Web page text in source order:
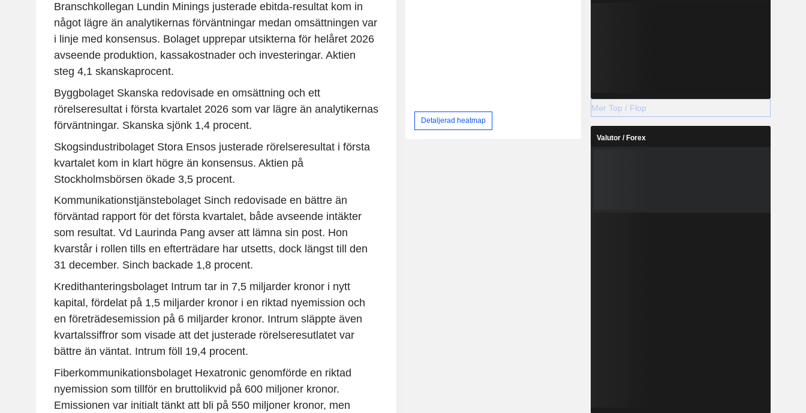
Branschkollegan Lundin Minings justerade ebitda-resultat kom in
något lägre än analytikernas förväntningar medan omsättningen var
i linje med konsensus. Bolaget upprepar utsikterna för helåret 2026
avseende produktion, kassakostnader och investeringar. Aktien
steg 4,1 skanskaprocent.
Byggbolaget Skanska redovisade en omsättning och ett
rörelseresultat i första kvartalet 2026 som var lägre än analytikernas
förväntningar. Skanska sjönk 1,4 procent.
Skogsindustribolaget Stora Ensos justerade rörelseresultat i första
kvartalet kom in klart högre än konsensus. Aktien på
Stockholmsbörsen ökade 3,5 procent.
Kommunikationstjänstebolaget Sinch redovisade en bättre än
förväntad rapport för det första kvartalet, både avseende intäkter
som resultat. Vd Laurinda Pang avser att lämna sin post. Hon
kvarstår i rollen tills en efterträdare har utsetts, dock längst till den
31 december. Sinch backade 1,8 procent.
Kredithanteringsbolaget Intrum tar in 7,5 miljarder kronor i nytt
kapital, fördelat på 1,5 miljarder kronor i en riktad nyemission och
en företrädesemission på 6 miljarder kronor. Intrum släppte även
kvartalssiffror som visade att det justerade rörelseresutlatet var
bättre än väntat. Intrum föll 19,4 procent.
Fiberkommunikationsbolaget Hexatronic genomförde en riktad
nyemission som tillför en bruttolikvid på 600 miljoner kronor.
Emissionen var initialt tänkt att bli på 550 miljoner kronor, men
Detaljerad heatmap
Mer Top / Flop
Valutor / Forex